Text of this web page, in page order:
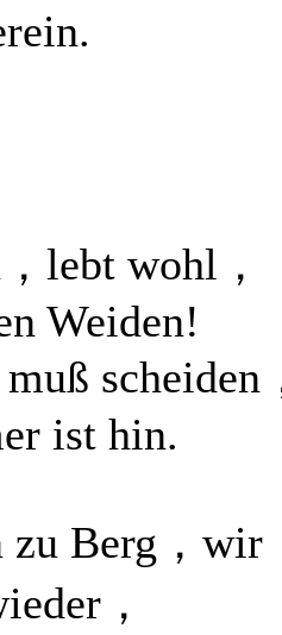
lebt wohl，
Weiden!
scheiden
ist hin.
zu Berg，wir
，